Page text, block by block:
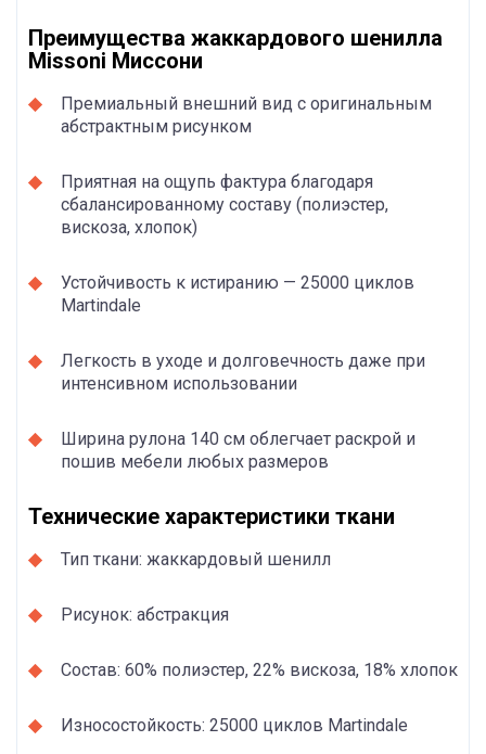
Преимущества жаккардового шенилла
Missoni Миссони
Премиальный внешний вид с оригинальным
абстрактным рисунком
Приятная на ощупь фактура благодаря
сбалансированному составу (полиэстер,
вискоза, хлопок)
Устойчивость к истиранию — 25000 циклов
Martindale
Легкость в уходе и долговечность даже при
интенсивном использовании
Ширина рулона 140 см облегчает раскрой и
пошив мебели любых размеров
Технические характеристики ткани
Тип ткани: жаккардовый шенилл
Рисунок: абстракция
Состав: 60% полиэстер, 22% вискоза, 18% хлопок
Износостойкость: 25000 циклов Martindale